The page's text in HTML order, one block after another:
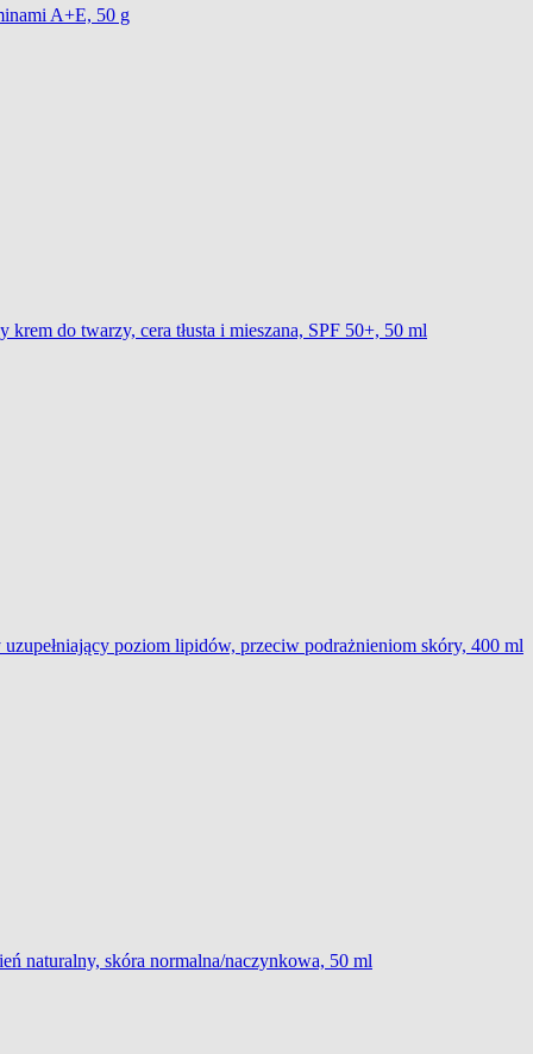
A+E, 50 g
do twarzy, cera tłusta i mieszana, SPF 50+, 50 ml
poziom lipidów, przeciw podrażnieniom skóry, 400 ml
naturalny, skóra normalna/naczynkowa, 50 ml